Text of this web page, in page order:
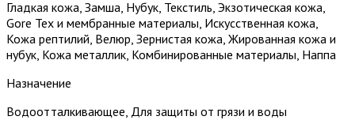
Гладкая кожа, Замша, Нубук, Текстиль, Экзотическая кожа,
Gore Tex и мембранные материалы, Искусственная кожа,
Кожа рептилий, Велюр, Зернистая кожа, Жированная кожа и
нубук, Кожа металлик, Комбинированные материалы, Наппа
Назначение
Водоотталкивающее, Для защиты от грязи и воды